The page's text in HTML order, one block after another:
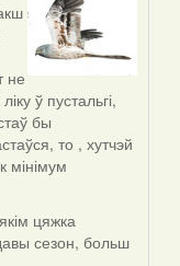
не
ў пустальгі,
бы
то , хутчэй
мінімум
цяжка
сезон, больш